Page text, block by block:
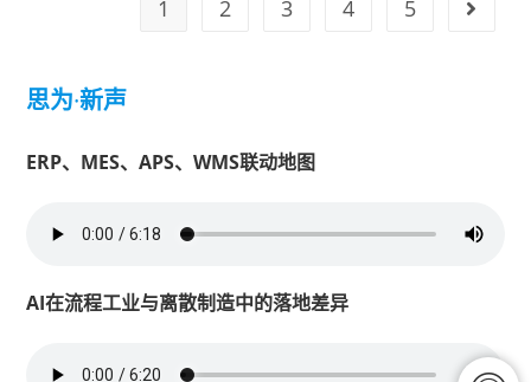
1 2 3 4 5
思为·新声
ERP、MES、APS、WMS联动地图
AI在流程工业与离散制造中的落地差异